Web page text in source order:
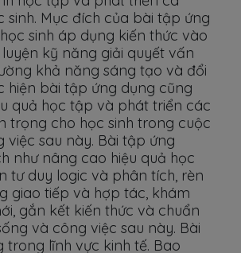
sinh. Mục đích của bài tập ứng
sinh áp dụng kiến thức vào
kỹ năng giải quyết vấn
khả năng sáng tạo và đổi
hiện bài tập ứng dụng cũng
quả học tập và phát triển các
trọng cho học sinh trong cuộc
việc sau này. Bài tập ứng
như nâng cao hiệu quả học
tư duy logic và phân tích, rèn
giao tiếp và hợp tác, khám
gắn kết kiến thức và chuẩn
và công việc sau này. Bài
trong lĩnh vực kinh tế. Bao